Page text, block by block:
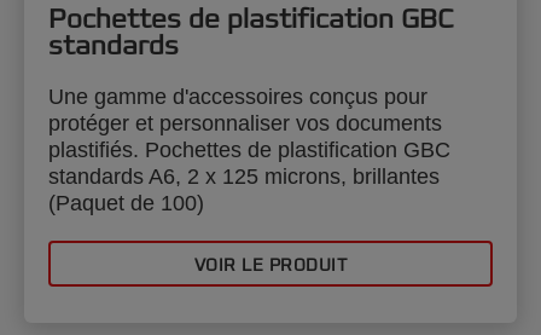
Pochettes de plastification GBC
standards
Une gamme d'accessoires conçus pour
protéger et personnaliser vos documents
plastifiés. Pochettes de plastification GBC
standards A6, 2 x 125 microns, brillantes
(Paquet de 100)
VOIR LE PRODUIT